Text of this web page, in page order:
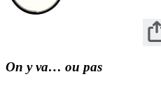
On y va… ou pas